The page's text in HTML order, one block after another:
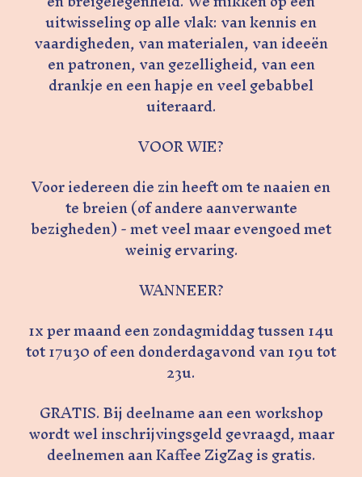
uitwisseling op alle vlak: van kennis en
vaardigheden, van materialen, van ideeën
en patronen, van gezelligheid, van een
drankje en een hapje en veel gebabbel
uiteraard.
VOOR WIE?
Voor iedereen die zin heeft om te naaien en
te breien (of andere aanverwante
bezigheden) - met veel maar evengoed met
weinig ervaring.
WANNEER?
1x per maand een zondagmiddag tussen 14u
tot 17u30 of een donderdagavond van 19u tot
23u.
GRATIS. Bij deelname aan een workshop
wordt wel inschrijvingsgeld gevraagd, maar
deelnemen aan Kaffee ZigZag is gratis.